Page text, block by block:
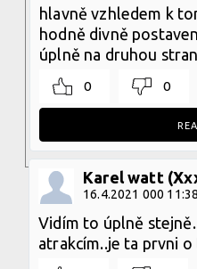
hlavně vzhledem k
hodně divně
úplně na druhou
0 0
Karel watt
16.4.2021 000 11:38
Vidím to úplně
atrakcím..je ta prvni o